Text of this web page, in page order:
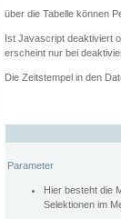
über die Tabelle können
Ist Javascript deaktiviert
erscheint nur bei
Die Zeitstempel in den
Parameter
Hier besteht die
Selektionen im